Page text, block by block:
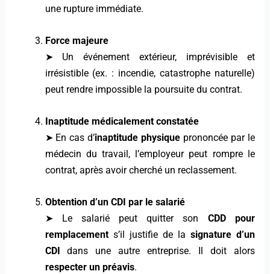
une rupture immédiate.
Force majeure
➤ Un événement extérieur, imprévisible et
irrésistible (ex. : incendie, catastrophe naturelle)
peut rendre impossible la poursuite du contrat.
Inaptitude médicalement constatée
➤ En cas d’inaptitude physique prononcée par le
médecin du travail, l’employeur peut rompre le
contrat, après avoir cherché un reclassement.
Obtention d’un CDI par le salarié
➤ Le salarié peut quitter son CDD pour
remplacements’il justifie de la signature d’un
CDI
dans une autre entreprise. Il doit alors
respecter un préavis.